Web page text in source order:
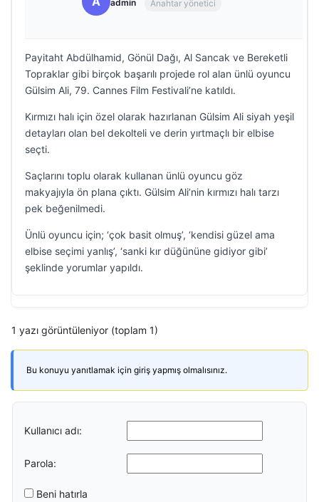
admin Anahtar yönetici
Payitaht Abdülhamid, Gönül Dağı, Al Sancak ve Bereketli
Topraklar gibi birçok başarılı projede rol alan ünlü oyuncu
Gülsim Ali, 79. Cannes Film Festivali’ne katıldı.
Kırmızı halı için özel olarak hazırlanan Gülsim Ali siyah yeşil
detayları olan bel dekolteli ve derin yırtmaçlı bir elbise
seçti.
Saçlarını toplu olarak kullanan ünlü oyuncu göz
makyajıyla ön plana çıktı. Gülsim Ali’nin kırmızı halı tarzı
pek beğenilmedi.
Ünlü oyuncu için; ‘çok basit olmuş’, ‘kendisi güzel ama
elbise seçimi yanlış’, ‘sanki kır düğününe gidiyor gibi’
şeklinde yorumlar yapıldı.
1 yazı görüntüleniyor (toplam 1)
Bu konuyu yanıtlamak için giriş yapmış olmalısınız.
Kullanıcı adı:
Parola:
Beni hatırla